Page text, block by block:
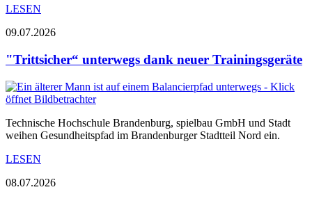
LESEN
09.07.2026
"Trittsicher“ unterwegs dank neuer Trainingsgeräte
Technische Hochschule Brandenburg, spielbau GmbH und Stadt
weihen Gesundheitspfad im Brandenburger Stadtteil Nord ein.
LESEN
08.07.2026